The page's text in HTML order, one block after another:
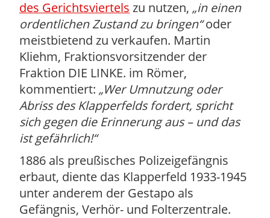
des Gerichtsviertels zu nutzen, in einen
ordentlichen Zustand zu bringen oder
meistbietend zu verkaufen. Martin
Kliehm, Fraktionsvorsitzender der
Fraktion DIE LINKE. im Römer,
kommentiert:
Wer Umnutzung oder
Abriss des Klapperfelds fordert, spricht
sich gegen die Erinnerung aus – und das
ist gefährlich!
1886 als preußisches Polizeigefängnis
erbaut, diente das Klapperfeld 1933-1945
unter anderem der Gestapo als
Gefängnis, Verhör- und Folterzentrale.